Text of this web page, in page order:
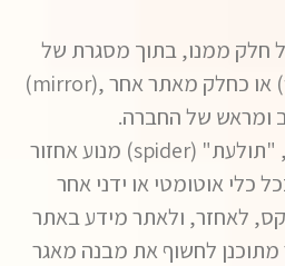
חלק ממנו, בתוך מסגרת של
אתר אחר ,(frame) או כחלק מאתר אחר ,(mirror)
ומראש של החברה.
שימוש בכל רובוט, "תולעת" (spider) מנוע אחזור
כלי אוטומטי או ידני אחר
לאחזר, ולאתר מידע באתר
מתוכנן לחשוף את מבנה מאגר